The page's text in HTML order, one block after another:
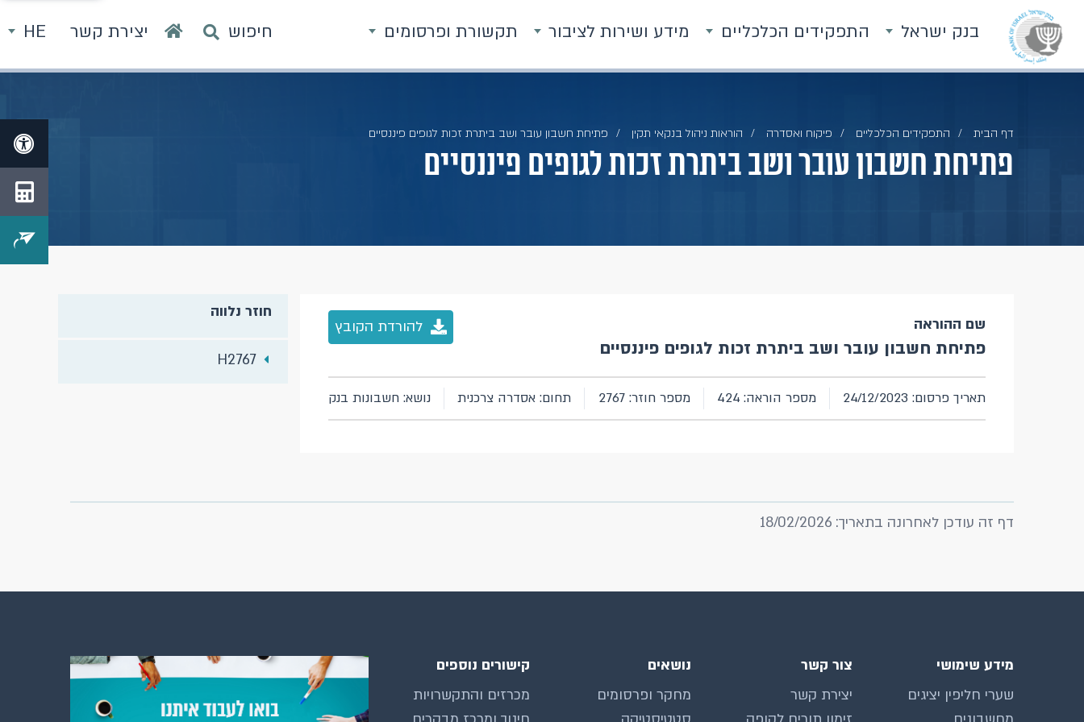
בנק ישראל התפקידים הכלכליים מידע ושירות לציבור תקשורת ופרסומים חיפוש יצירת קשר HE
דף הבית התפקידים הכלכליים פיקוח ואסדרה הוראות ניהול בנקאי תקין פתיחת חשבון עובר ושב ביתרת זכות לגופים פיננסיים
פתיחת חשבון עובר ושב ביתרת זכות לגופים פיננסיים
שם ההוראה
פתיחת חשבון עובר ושב ביתרת זכות לגופים פיננסיים
להורדת הקובץ
תאריך פרסום: 24/12/2023 מספר הוראה: 424 מספר חוזר: 2767 תחום: אסדרה צרכנית נושא: חשבונות בנק
חוזר נלווה
H2767
דף זה עודכן לאחרונה בתאריך: 18/02/2026
מידע שימושי
שערי חליפין יציגים
צור קשר
יצירת קשר
נושאים
מחקר ופרסומים
קישורים נוספים
מכרזים והתקשרויות